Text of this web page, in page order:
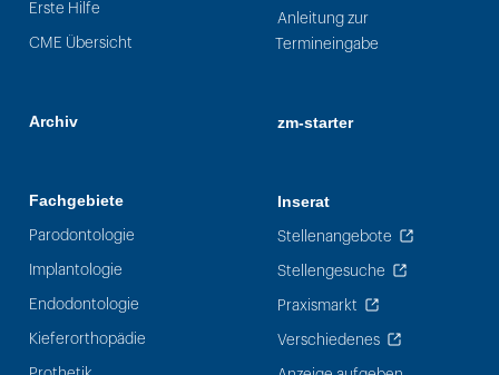
Erste Hilfe
CME Übersicht
Archiv
Fachgebiete
Parodontologie
Implantologie
Endodontologie
Kieferorthopädie
Anleitung zur
Termineingabe
zm-starter
Inserat
Stellenangebote
Stellengesuche
Praxismarkt
Verschiedenes